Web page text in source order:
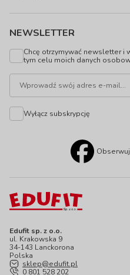
Edufit sp. z o.o.
ul. Krakowska 9
34-143 Lanckorona
Polska
sklep@edufit.pl
0 801 528 202
NEWSLETTER
Chcę otrzymywać newsletter i
tym celu moich danych
Wyłącz subskrypcję